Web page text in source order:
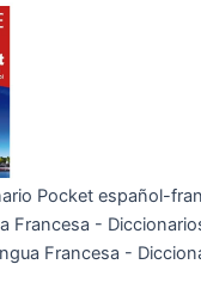
Pocket español-
Francesa -
Francesa -